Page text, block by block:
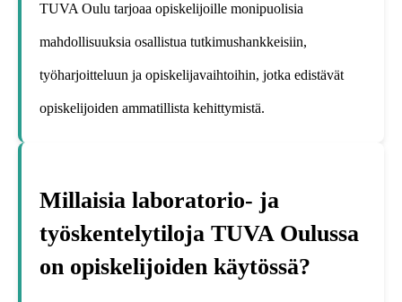
TUVA Oulu tarjoaa opiskelijoille monipuolisia
mahdollisuuksia osallistua tutkimushankkeisiin,
työharjoitteluun ja opiskelijavaihtoihin, jotka edistävät
opiskelijoiden ammatillista kehittymistä.
Millaisia laboratorio- ja
työskentelytiloja TUVA Oulussa
on opiskelijoiden käytössä?